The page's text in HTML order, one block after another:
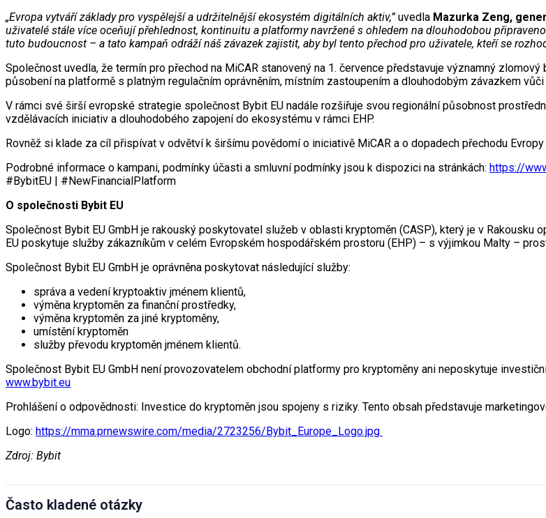
„Evropa vytváří základy pro vyspělejší a udržitelnější ekosystém digitálních aktiv,”uvedla Mazurka Zeng,
uživatelé stále více oceňují přehlednost, kontinuitu a platformy navržené s ohledem na dlouhodobou
tuto budoucnost – a tato kampaň odráží náš závazek zajistit, aby byl tento přechod pro uživatele, kteří se
Společnost uvedla, že termín pro přechod na MiCAR stanovený na 1. července představuje významný
působení na platformě s platným regulačním oprávněním, místním zastoupením a dlouhodobým závazkem
V rámci své širší evropské strategie společnost Bybit EU nadále rozšiřuje svou regionální působnost
vzdělávacích iniciativ a dlouhodobého zapojení do ekosystému v rámci EHP.
Rovněž si klade za cíl přispívat v odvětví k širšímu povědomí o iniciativě MiCAR a o dopadech přechodu
Podrobné informace o kampani, podmínky účasti a smluvní podmínky jsou k dispozici na stránkách: https://
#BybitEU | #NewFinancialPlatform
O společnosti Bybit EU
Společnost Bybit EU GmbH je rakouský poskytovatel služeb v oblasti kryptoměn (CASP), který je v Rakousku
EU poskytuje služby zákazníkům v celém Evropském hospodářském prostoru (EHP) – s výjimkou Malty –
Společnost Bybit EU GmbH je oprávněna poskytovat následující služby:
správa a vedení kryptoaktiv jménem klientů,
výměna kryptoměn za finanční prostředky,
výměna kryptoměn za jiné kryptoměny,
umístění kryptoměn
služby převodu kryptoměn jménem klientů.
Společnost Bybit EU GmbH není provozovatelem obchodní platformy pro kryptoměny ani neposkytuje
www.bybit.eu
Prohlášení o odpovědnosti: Investice do kryptoměn jsou spojeny s riziky. Tento obsah představuje
Logo: https://mma.prnewswire.com/media/2723256/Bybit_Europe_Logo.jpg
Zdroj: Bybit
Často kladené otázky